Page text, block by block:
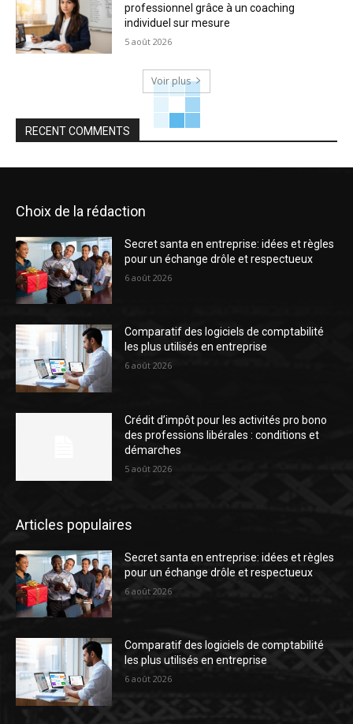
professionnel grâce à un coaching
individuel sur mesure
5 août 2026
Voir plus
RECENT COMMENTS
Choix de la rédaction
Secret santa en entreprise: idées et règles
pour un échange drôle et respectueux
6 août 2026
Comparatif des logiciels de comptabilité
les plus utilisés en entreprise
6 août 2026
Crédit d’impôt pour les activités pro bono
des professions libérales : conditions et
démarches
5 août 2026
Articles populaires
Secret santa en entreprise: idées et règles
pour un échange drôle et respectueux
6 août 2026
Comparatif des logiciels de comptabilité
les plus utilisés en entreprise
6 août 2026